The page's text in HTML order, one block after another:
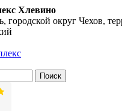
Хлевино
городской округ Чехов,
Поиск